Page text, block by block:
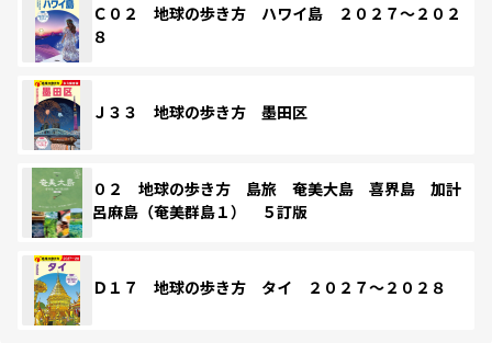
Ｃ０２ 地球の歩き方 ハワイ島 ２０２７～２０２
８
Ｊ３３ 地球の歩き方 墨田区
０２ 地球の歩き方 島旅 奄美大島 喜界島 加計
呂麻島（奄美群島１） ５訂版
Ｄ１７ 地球の歩き方 タイ ２０２７～２０２８